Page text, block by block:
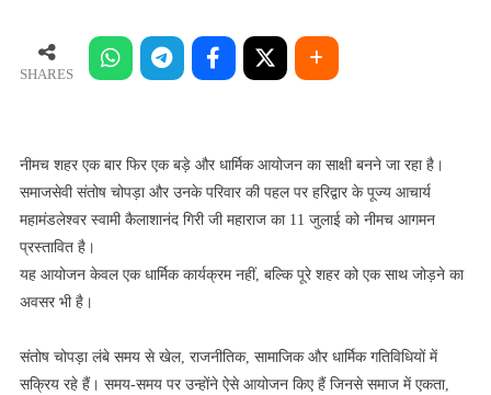
की
एक
मिलेगा
आध्यात्मिक
का
SHARES
नीमच शहर एक बार फिर एक बड़े और धार्मिक आयोजन का साक्षी बनने जा रहा है।
समाजसेवी संतोष चोपड़ा और उनके परिवार की पहल पर हरिद्वार के पूज्य आचार्य
महामंडलेश्वर स्वामी कैलाशानंद गिरी जी महाराज का 11 जुलाई को नीमच आगमन
प्रस्तावित है।
यह आयोजन केवल एक धार्मिक कार्यक्रम नहीं, बल्कि पूरे शहर को एक साथ जोड़ने का
अवसर भी है।
संतोष चोपड़ा लंबे समय से खेल, राजनीतिक, सामाजिक और धार्मिक गतिविधियों में
सक्रिय रहे हैं। समय-समय पर उन्होंने ऐसे आयोजन किए हैं जिनसे समाज में एकता,